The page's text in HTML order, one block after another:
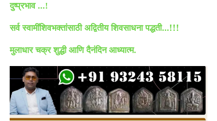
दुष्प्रभाव ...!
सर्व स्वामींशिवभक्तांसाठी अद्वितीय शिवसाधना पद्धती...!!!
मुलाधार चक्र शुद्धी आणि दैनंदिन आध्यात्म.